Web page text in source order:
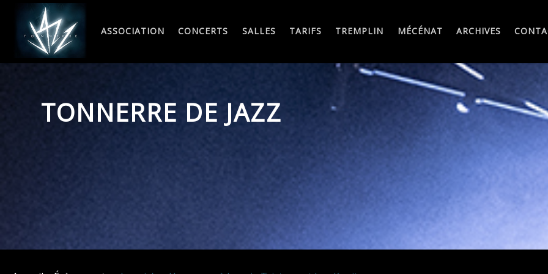
content
ASSOCIATION CONCERTS SALLES TARIFS TREMPLIN MÉCÉNAT ARCHIVES
TONNERRE DE JAZZ